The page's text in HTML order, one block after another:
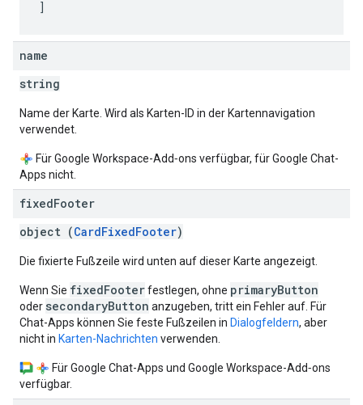
name
string
Name der Karte. Wird als Karten-ID in der Kartennavigation
verwendet.
Für Google Workspace-Add‑ons verfügbar, für Google Chat-
Apps nicht.
fixedFooter
object (CardFixedFooter)
Die fixierte Fußzeile wird unten auf dieser Karte angezeigt.
Wenn Sie fixedFooterfestlegen, ohne primaryButton
oder secondaryButton anzugeben, tritt ein Fehler auf. Für
Chat-Apps können Sie feste Fußzeilen in Dialogfeldern, aber
nicht in Karten-Nachrichten verwenden.
Für Google Chat-Apps und Google Workspace-Add‑ons
verfügbar.